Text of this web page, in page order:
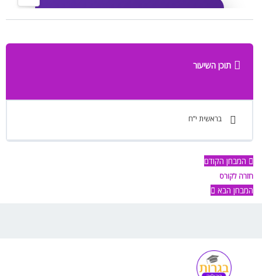
תוכן השיעור
בראשית י”ח
המבחן הקודם
חזרה לקורס
המבחן הבא